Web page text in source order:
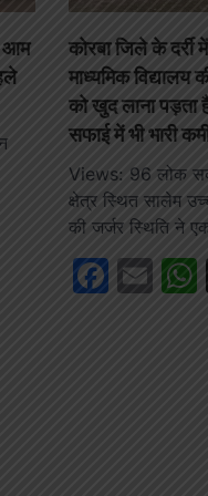
आम
Share
कोरबा जिले के
माध्यमिक विद्यालय
को खुद लाना पड़ता
सफाई में भी भारी
Views: 96 लोक
क्षेत्र स्थित सालेम
की जर्जर स्थिति ने